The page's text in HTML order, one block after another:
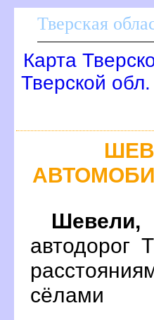
Тверская
Карта
Тверской
Шевели,
автодорог
сёлами